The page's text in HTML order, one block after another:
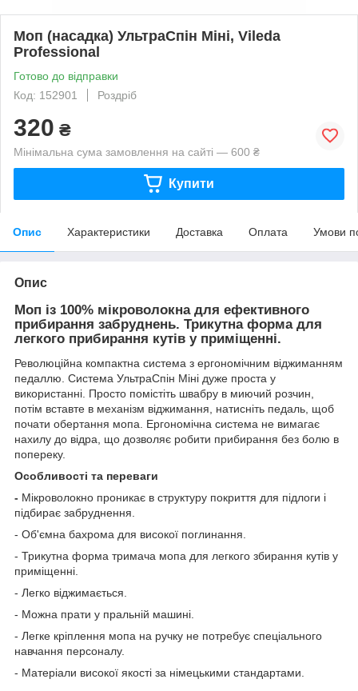
Моп (насадка) УльтраСпін Міні, Vileda
Professional
Готово до відправки
Код: 152901
Роздріб
320 ₴
Мінімальна сума замовлення на сайті — 600 ₴
Купити
Опис Характеристики Доставка Оплата Умови
Опис
Моп із 100% мікроволокна для ефективного
прибирання забруднень. Трикутна форма для
легкого прибирання кутів у приміщенні.
Революційна компактна система з ергономічним віджиманням
педаллю. Система УльтраСпін Міні дуже проста у
використанні. Просто помістіть швабру в миючий розчин,
потім вставте в механізм віджимання, натисніть педаль, щоб
почати обертання мопа. Ергономічна система не вимагає
нахилу до відра, що дозволяє робити прибирання без болю в
попереку.
Особливості та переваги
- Мікроволокно проникає в структуру покриття для підлоги і
підбирає забруднення.
- Об'ємна бахрома для високої поглинання.
- Трикутна форма тримача мопа для легкого збирання кутів у
приміщенні.
- Легко віджимається.
- Можна прати у пральній машині.
- Легке кріплення мопа на ручку не потребує спеціального
навчання персоналу.
- Матеріали високої якості за німецькими стандартами.